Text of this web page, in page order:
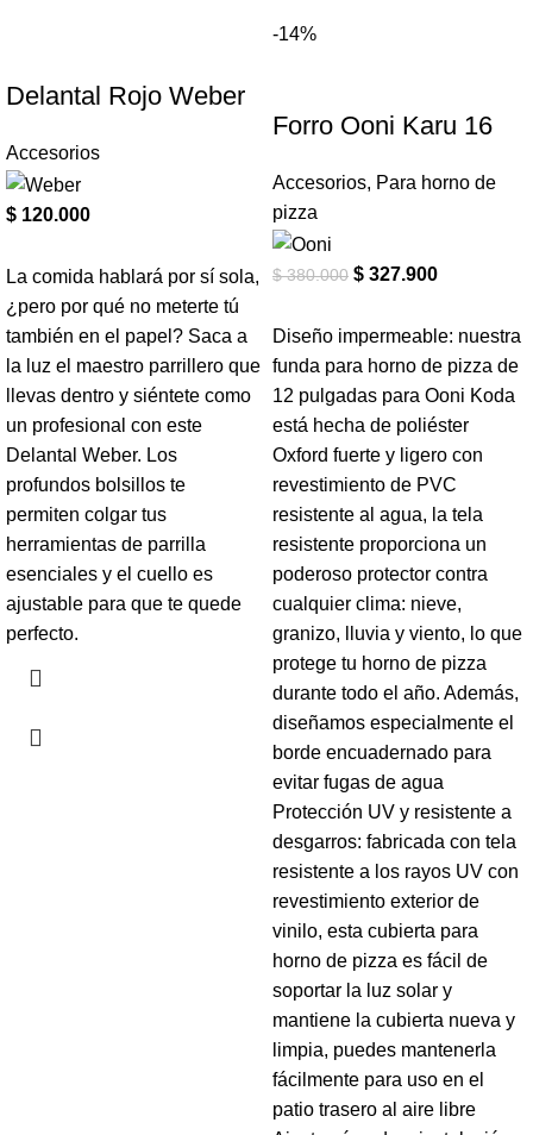
Delantal Rojo Weber
Accesorios
$ 120.000
La comida hablará por sí sola,
¿pero por qué no meterte tú
también en el papel? Saca a
la luz el maestro parrillero que
llevas dentro y siéntete como
un profesional con este
Delantal Weber. Los
profundos bolsillos te
permiten colgar tus
herramientas de parrilla
esenciales y el cuello es
ajustable para que te quede
perfecto.
-14%
Forro Ooni Karu 16
Accesorios, Para horno de
pizza
$380.000 $ 327.900
Diseño impermeable: nuestra
funda para horno de pizza de
12 pulgadas para Ooni Koda
está hecha de poliéster
Oxford fuerte y ligero con
revestimiento de PVC
resistente al agua, la tela
resistente proporciona un
poderoso protector contra
cualquier clima: nieve,
granizo, lluvia y viento, lo que
protege tu horno de pizza
durante todo el año. Además,
diseñamos especialmente el
borde encuadernado para
evitar fugas de agua
Protección UV y resistente a
desgarros: fabricada con tela
resistente a los rayos UV con
revestimiento exterior de
vinilo, esta cubierta para
horno de pizza es fácil de
soportar la luz solar y
mantiene la cubierta nueva y
limpia, puedes mantenerla
fácilmente para uso en el
patio trasero al aire libre